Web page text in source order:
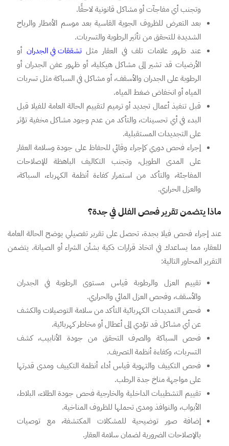
وتجنب أي مفاجآت أو مشاكل قانونية لاحقًا.
بعد التعرض للظروف الجوية القاسية بعد موسم الأمطار والرياح
الشديدة للتحقق من تأثير الرطوبة والتسربات.
عند ظهور علامات تلف في العقار مثلتشققات في الجدران أو
الأرضيات قد تشير إلى مشاكل هيكلية، أو ظهور عفن الجدران أو
الرطوبة على الجدران والأسقف، أو مشاكل في السباكة مثل تسربات
المياه أو انخفاض ضغط المياه.
قبل تنفيذ أعمال تجديد أو ترميم لتقييم الحالة العامة للفيلا قبل
البدء في أي تحسينات، والتأكد من عدم وجود مشاكل مخفية تؤثر
على التجديدات المستقبلية.
إجراء فحص دوري كإجراء وقائي للحفاظ على جودة وسلامة العقار
على المدى الطويل، وتجنب التكاليف الباهظة للإصلاحات
المفاجئة، والتأكد من استمرار كفاءة أنظمة الكهرباء، السباكة،
والعزل الحراري.
ماذا يتضمن تقرير فحص الفلل في جدة؟
عند إجراء فحص فيلا بجدة، تحصل على تقرير تفصيلي يوضح الحالة العامة
للعقار، مما يساعدك في اتخاذ قرارات ذكية بشأن الشراء أو الصيانة. يتضمن
التقرير المحاور التالية:
تقييم العزل والرطوبة قياس مستوى الرطوبة في الجدران
والأسقف، وفحص العزل المائي والحراري.
فحص التمديدات الكهربائية التأكد من سلامة التوصيلات والكشف
عن أي مشاكل قد تؤدي إلى أعطال أو مخاطر كهربائية.
فحص السباكة والصرف التحقق من جودة الأنابيب، كشف
التسربات، وكفاءة أنظمة التصريف.
فحص التكييف والتهوية قياس أداء أنظمة التكييف ومدى قدرتها
على مواجهة مناخ جدة الرطب.
تقييم التشطيبات الداخلية والخارجية فحص جودة الطلاء، البلاط،
الأبواب، والنوافذ ومدى تحملها للظروف المناخية.
إضافة صور توضيحية للمشكلات المكتشفة، مع توصيات
بالإصلاحات الضرورية لضمان سلامة العقار.